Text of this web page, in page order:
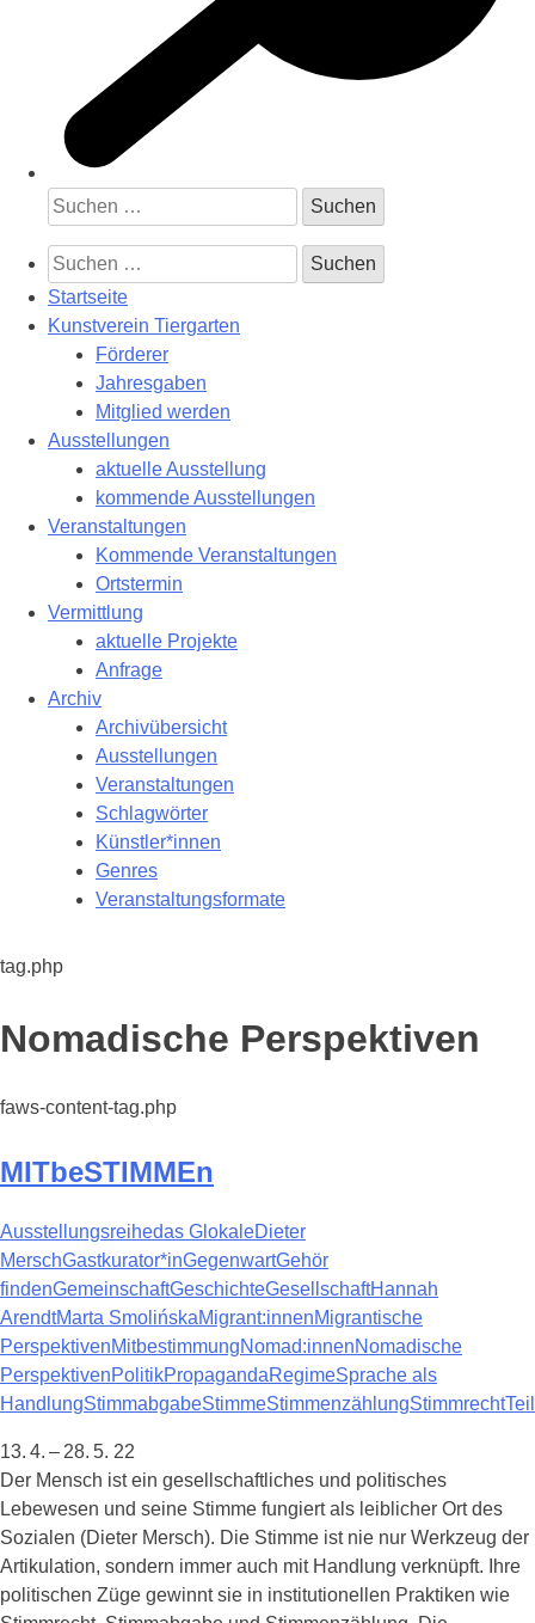
Suchen
nach:
Suchen
nach:
Startseite
Kunstverein Tiergarten
Förderer
Jahresgaben
Mitglied werden
Ausstellungen
aktuelle Ausstellung
kommende Ausstellungen
Veranstaltungen
Kommende Veranstaltungen
Ortstermin
Vermittlung
aktuelle Projekte
Anfrage
Archiv
Archivübersicht
Ausstellungen
Veranstaltungen
Schlagwörter
Künstler*innen
Genres
Veranstaltungsformate
tag.php
Schlagwort:
Nomadische Perspektiven
faws-content-tag.php
MITbeSTIMMEn
Ausstellungsreihedas GlokaleDieter
MerschGastkurator*inGegenwartGehör
findenGemeinschaftGeschichteGesellschaftHannah
ArendtMarta SmolińskaMigrant:innenMigrantische
PerspektivenMitbestimmungNomad:innenNomadische
PerspektivenPolitikPropagandaRegimeSprache als
HandlungStimmabgabeStimmeStimmenzählungStimmrecht
13. 4. – 28. 5. 22
Der Mensch ist ein gesellschaftliches und politisches
Lebewesen und seine Stimme fungiert als leiblicher Ort des
Sozialen (Dieter Mersch). Die Stimme ist nie nur Werkzeug der
Artikulation, sondern immer auch mit Handlung verknüpft. Ihre
politischen Züge gewinnt sie in institutionellen Praktiken wie